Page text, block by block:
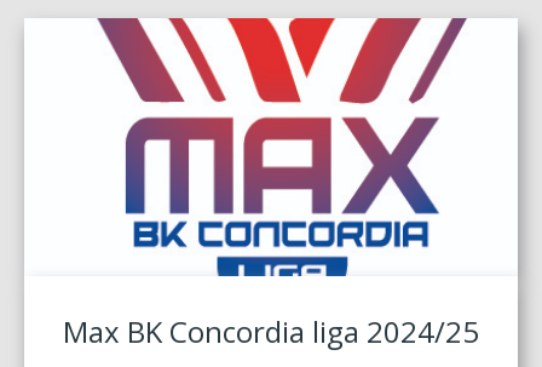
Max BK Concordia liga 2024/25